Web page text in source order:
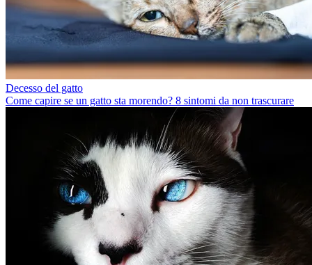
Decesso del gatto
Come capire se un gatto sta morendo? 8 sintomi da non trascurare